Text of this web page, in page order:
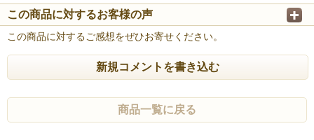
この商品に対するお客様の声
この商品に対するご感想をぜひお寄せください。
新規コメントを書き込む
商品一覧に戻る